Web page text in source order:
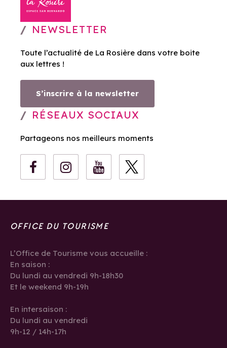
NEWSLETTER
Toute l’actualité de La Rosière dans votre boite
aux lettres !
S’inscrire à la newsletter
RÉSEAUX SOCIAUX
Partageons nos meilleurs moments
OFFICE DU TOURISME
L’Office de Tourisme vous accueille :
En saison :
Du lundi au vendredi 9h-18h30
Et le weekend 9h-19h
En intersaison :
Du lundi au vendredi
9h-12 / 14h-17h